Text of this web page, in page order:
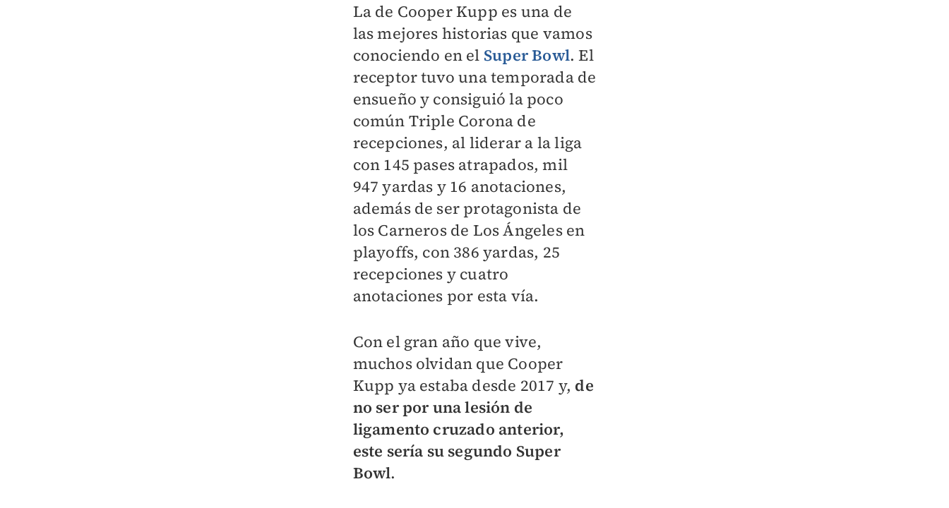
La de Cooper Kupp es una de
las mejores historias que vamos
conociendo en el Super Bowl. El
receptor tuvo una temporada de
ensueño y consiguió la poco
común Triple Corona de
recepciones, al liderar a la liga
con 145 pases atrapados, mil
947 yardas y 16 anotaciones,
además de ser protagonista de
los Carneros de Los Ángeles en
playoffs, con 386 yardas, 25
recepciones y cuatro
anotaciones por esta vía.
Con el gran año que vive,
muchos olvidan que Cooper
Kupp ya estaba desde 2017 y, de
no ser por una lesión de
ligamento cruzado anterior,
este sería su segundo Super
Bowl.